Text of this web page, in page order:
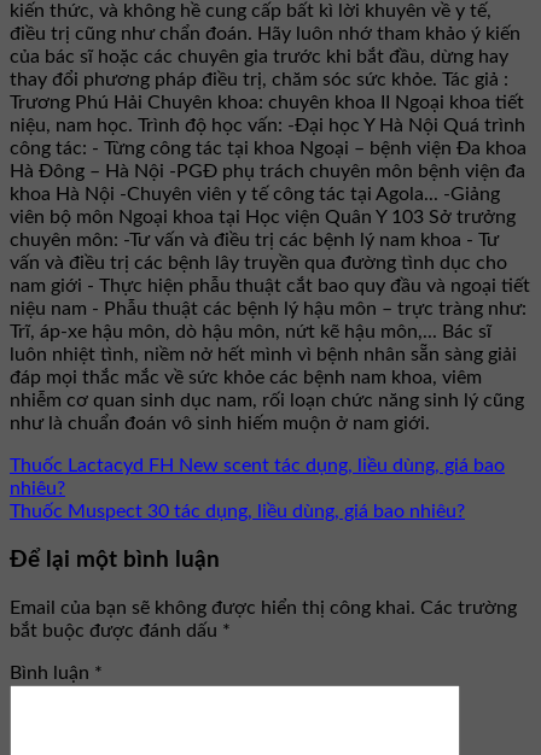
kiến thức, và không hề cung cấp bất kì lời khuyên về y tế,
điều trị cũng như chẩn đoán. Hãy luôn nhớ tham khảo ý kiến
của bác sĩ hoặc các chuyên gia trước khi bắt đầu, dừng hay
thay đổi phương pháp điều trị, chăm sóc sức khỏe. Tác giả :
Trương Phú Hải Chuyên khoa: chuyên khoa II Ngoại khoa tiết
niệu, nam học. Trình độ học vấn: -Đại học Y Hà Nội Quá trình
công tác: - Từng công tác tại khoa Ngoại – bệnh viện Đa khoa
Hà Đông – Hà Nội -PGĐ phụ trách chuyên môn bệnh viện đa
khoa Hà Nội -Chuyên viên y tế công tác tại Agola... -Giảng
viên bộ môn Ngoại khoa tại Học viện Quân Y 103 Sở trưởng
chuyên môn: -Tư vấn và điều trị các bệnh lý nam khoa - Tư
vấn và điều trị các bệnh lây truyền qua đường tình dục cho
nam giới - Thực hiện phẫu thuật cắt bao quy đầu và ngoại tiết
niệu nam - Phẫu thuật các bệnh lý hậu môn – trực tràng như:
Trĩ, áp-xe hậu môn, dò hậu môn, nứt kẽ hậu môn,... Bác sĩ
luôn nhiệt tình, niềm nở hết mình vì bệnh nhân sẵn sàng giải
đáp mọi thắc mắc về sức khỏe các bệnh nam khoa, viêm
nhiễm cơ quan sinh dục nam, rối loạn chức năng sinh lý cũng
như là chuẩn đoán vô sinh hiếm muộn ở nam giới.
Thuốc Lactacyd FH New scent tác dụng, liều dùng, giá bao
nhiêu?
Thuốc Muspect 30 tác dụng, liều dùng, giá bao nhiêu?
Để lại một bình luận
Email của bạn sẽ không được hiển thị công khai. Các trường
bắt buộc được đánh dấu *
Bình luận *